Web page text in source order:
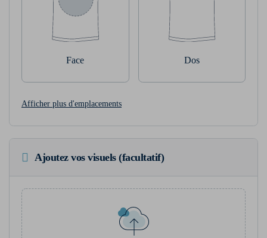
Face Dos
Afficher plus d'emplacements
Ajoutez vos visuels (facultatif)